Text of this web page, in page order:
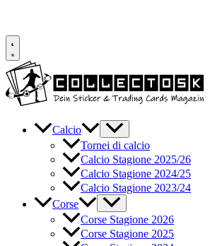
Calcio
Tornei di calcio
Calcio Stagione 2025/26
Calcio Stagione 2024/25
Calcio Stagione 2023/24
Corse
Corse Stagione 2026
Corse Stagione 2025